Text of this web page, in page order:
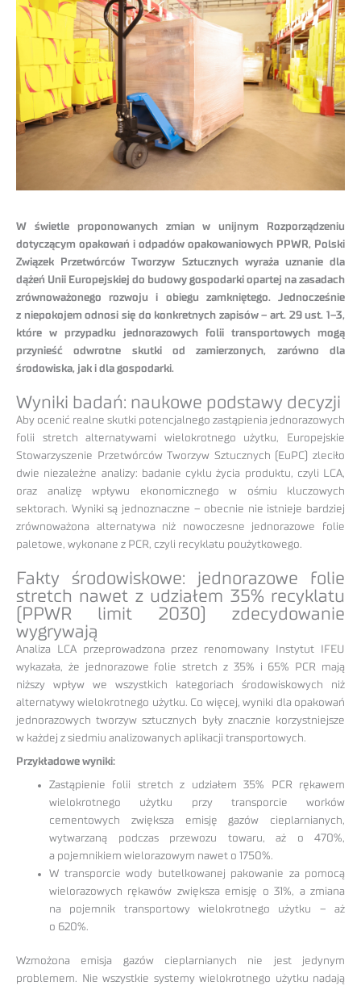
W świetle proponowanych zmian w unijnym Rozporządzeniu
dotyczącym opakowań i odpadów opakowaniowych PPWR, Polski
Związek Przetwórców Tworzyw Sztucznych wyraża uznanie dla
dążeń Unii Europejskiej do budowy gospodarki opartej na zasadach
zrównoważonego rozwoju i obiegu zamkniętego. Jednocześnie
z niepokojem odnosi się do konkretnych zapisów – art. 29 ust. 1–3,
które w przypadku jednorazowych folii transportowych mogą
przynieść odwrotne skutki od zamierzonych, zarówno dla
środowiska, jak i dla gospodarki.
Wyniki badań: naukowe podstawy decyzji
Aby ocenić realne skutki potencjalnego zastąpienia jednorazowych
folii stretch alternatywami wielokrotnego użytku, Europejskie
Stowarzyszenie Przetwórców Tworzyw Sztucznych (EuPC) zleciło
dwie niezależne analizy: badanie cyklu życia produktu, czyli LCA,
oraz analizę wpływu ekonomicznego w ośmiu kluczowych
sektorach. Wyniki są jednoznaczne – obecnie nie istnieje bardziej
zrównoważona alternatywa niż nowoczesne jednorazowe folie
paletowe, wykonane z PCR, czyli recyklatu poużytkowego.
Fakty środowiskowe: jednorazowe folie
stretch nawet z udziałem 35% recyklatu
(PPWR limit 2030) zdecydowanie
wygrywają
Analiza LCA przeprowadzona przez renomowany Instytut IFEU
wykazała, że jednorazowe folie stretch z 35% i 65% PCR mają
niższy wpływ we wszystkich kategoriach środowiskowych niż
alternatywy wielokrotnego użytku. Co więcej, wyniki dla opakowań
jednorazowych tworzyw sztucznych były znacznie korzystniejsze
w każdej z siedmiu analizowanych aplikacji transportowych.
Przykładowe wyniki:
Zastąpienie folii stretch z udziałem 35% PCR rękawem
wielokrotnego użytku przy transporcie worków
cementowych zwiększa emisję gazów cieplarnianych,
wytwarzaną podczas przewozu towaru, aż o 470%,
a pojemnikiem wielorazowym nawet o 1750%.
W transporcie wody butelkowanej pakowanie za pomocą
wielorazowych rękawów zwiększa emisję o 31%, a zmiana
na pojemnik transportowy wielokrotnego użytku – aż
o 620%.
Wzmożona emisja gazów cieplarnianych nie jest jedynym
problemem. Nie wszystkie systemy wielokrotnego użytku nadają